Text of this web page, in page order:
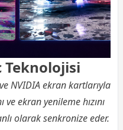
Teknolojisi
NVIDIA ekran kartlarıyla
ve ekran yenileme hızını
olarak senkronize eder.